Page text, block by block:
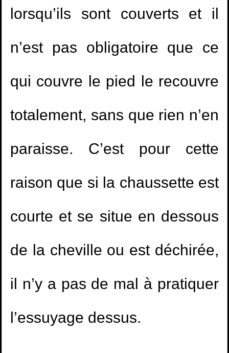
lorsqu’ils sont couverts et il
n’est pas obligatoire que ce
qui couvre le pied le recouvre
totalement, sans que rien n’en
paraisse. C’est pour cette
raison que si la chaussette est
courte et se situe en dessous
de la cheville ou est déchirée,
il n’y a pas de mal à pratiquer
l’essuyage dessus.